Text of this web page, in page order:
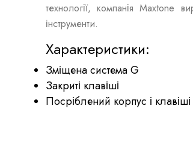
технології, компанія Maxtone
інструменти.
Характеристики:
Зміщена система G
Закриті клавіші
Посріблений корпус і клавіші